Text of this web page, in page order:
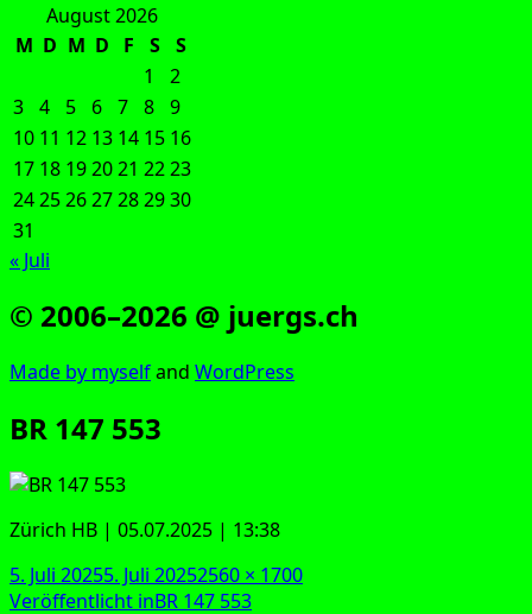
August 2026
M D M D F S
S
1
2
3 4 5 6 7 8 9
10 11 12 13 14 15 16
17 18 192021 2223
24252627282930
31
« Juli
© 2006–2026 @ juergs.ch
Made by mys­elfand Word­Press
BR 147 553
Zürich HB | 05.07.2025 | 13:38
Veröffentlicht
am
5. Juli 20255. Juli 2025Originalgröße
2560 × 1700
Veröffentlicht inBR 147 553